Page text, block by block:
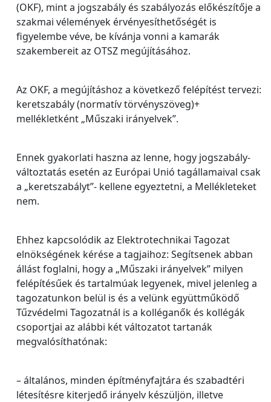
(OKF), mint a jogszabály és szabályozás előkészítője a
szakmai vélemények érvényesíthetőségét is
figyelembe véve, be kívánja vonni a kamarák
szakembereit az OTSZ megújításához.
Az OKF, a megújításhoz a következő felépítést tervezi:
keretszabály (normatív törvényszöveg)+
mellékletként „Műszaki irányelvek”.
Ennek gyakorlati haszna az lenne, hogy jogszabály-
változtatás esetén az Európai Unió tagállamaival csak
a „keretszabályt”- kellene egyeztetni, a Mellékleteket
nem.
Ehhez kapcsolódik az Elektrotechnikai Tagozat
elnökségének kérése a tagjaihoz: Segítsenek abban
állást foglalni, hogy a „Műszaki irányelvek” milyen
felépítésűek és tartalmúak legyenek, mivel jelenleg a
tagozatunkon belül is és a velünk együttműködő
Tűzvédelmi Tagozatnál is a kolléganők és kollégák
csoportjai az alábbi két változatot tartanák
megvalósíthatónak:
– általános, minden építményfajtára és szabadtéri
létesítésre kiterjedő irányelv készüljön, illetve